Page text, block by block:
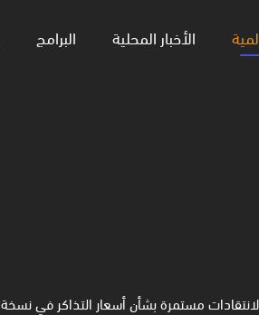
الأخبار المحلية البرامج
مستمرة بشأن أسعار التذاكر في نسخة